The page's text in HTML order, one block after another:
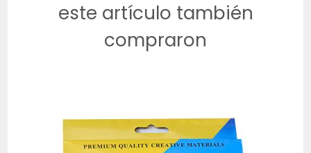
este artículo también
compraron